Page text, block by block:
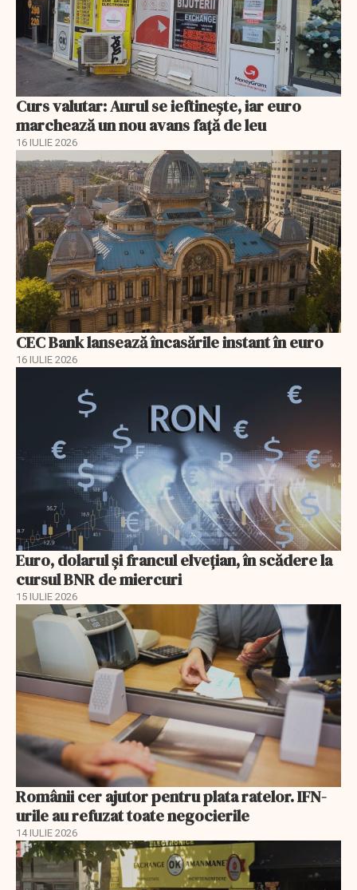
Curs valutar: Aurul se ieftinește, iar euro
marchează un nou avans faţă de leu
16 IULIE 2026
CEC Bank lansează încasările instant în euro
16 IULIE 2026
Euro, dolarul și francul elvețian, în scădere la
cursul BNR de miercuri
15 IULIE 2026
Românii cer ajutor pentru plata ratelor. IFN-
urile au refuzat toate negocierile
14 IULIE 2026